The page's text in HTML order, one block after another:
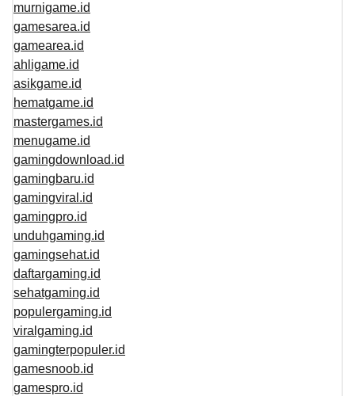
murnigame.id
gamesarea.id
gamearea.id
ahligame.id
asikgame.id
hematgame.id
mastergames.id
menugame.id
gamingdownload.id
gamingbaru.id
gamingviral.id
gamingpro.id
unduhgaming.id
gamingsehat.id
daftargaming.id
sehatgaming.id
populergaming.id
viralgaming.id
gamingterpopuler.id
gamesnoob.id
gamespro.id